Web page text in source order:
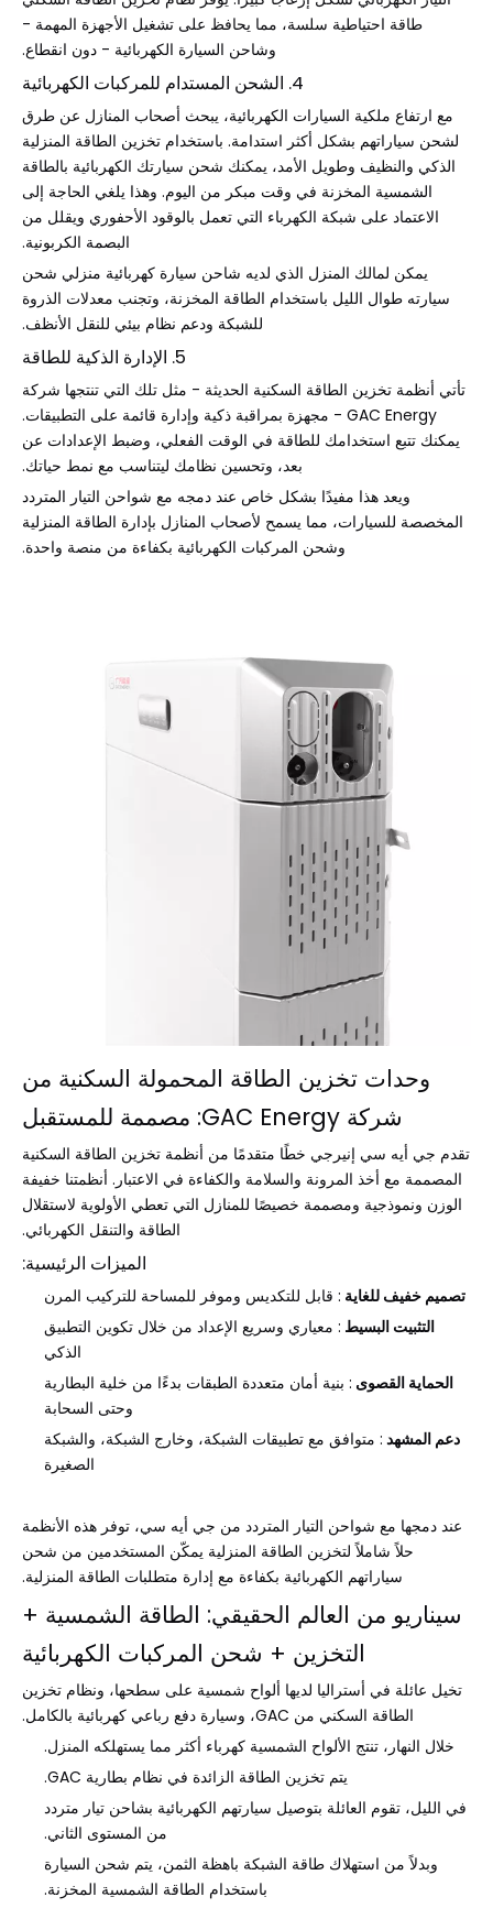
طاقة احتياطية سلسة، مما يحافظ على تشغيل الأجهزة المهمة -
وشاحن السيارة الكهربائية - دون انقطاع.
4. الشحن المستدام للمركبات الكهربائية
مع ارتفاع ملكية السيارات الكهربائية، يبحث أصحاب المنازل عن طرق
لشحن سياراتهم بشكل أكثر استدامة. باستخدام تخزين الطاقة المنزلية
الذكي والنظيف وطويل الأمد، يمكنك شحن سيارتك الكهربائية بالطاقة
الشمسية المخزنة في وقت مبكر من اليوم. وهذا يلغي الحاجة إلى
الاعتماد على شبكة الكهرباء التي تعمل بالوقود الأحفوري ويقلل من
البصمة الكربونية.
يمكن لمالك المنزل الذي لديه شاحن سيارة كهربائية منزلي شحن
سيارته طوال الليل باستخدام الطاقة المخزنة، وتجنب معدلات الذروة
للشبكة ودعم نظام بيئي للنقل الأنظف.
5. الإدارة الذكية للطاقة
تأتي أنظمة تخزين الطاقة السكنية الحديثة - مثل تلك التي تنتجها شركة
GAC Energy - مجهزة بمراقبة ذكية وإدارة قائمة على التطبيقات.
يمكنك تتبع استخدامك للطاقة في الوقت الفعلي، وضبط الإعدادات عن
بعد، وتحسين نظامك ليتناسب مع نمط حياتك.
ويعد هذا مفيدًا بشكل خاص عند دمجه مع شواحن التيار المتردد
المخصصة للسيارات، مما يسمح لأصحاب المنازل بإدارة الطاقة المنزلية
وشحن المركبات الكهربائية بكفاءة من منصة واحدة.
وحدات تخزين الطاقة المحمولة السكنية من
شركة GAC Energy: مصممة للمستقبل
تقدم جي أيه سي إنيرجي خطًا متقدمًا من أنظمة تخزين الطاقة السكنية
المصممة مع أخذ المرونة والسلامة والكفاءة في الاعتبار. أنظمتنا خفيفة
الوزن ونموذجية ومصممة خصيصًا للمنازل التي تعطي الأولوية لاستقلال
الطاقة والتنقل الكهربائي.
الميزات الرئيسية:
تصميم خفيف للغاية : قابل للتكديس وموفر للمساحة للتركيب المرن
التثبيت البسيط : معياري وسريع الإعداد من خلال تكوين التطبيق
الذكي
الحماية القصوى : بنية أمان متعددة الطبقات بدءًا من خلية البطارية
وحتى السحابة
دعم المشهد : متوافق مع تطبيقات الشبكة، وخارج الشبكة، والشبكة
الصغيرة
عند دمجها مع شواحن التيار المتردد من جي أيه سي، توفر هذه الأنظمة
حلاً شاملاً لتخزين الطاقة المنزلية يمكّن المستخدمين من شحن
سياراتهم الكهربائية بكفاءة مع إدارة متطلبات الطاقة المنزلية.
سيناريو من العالم الحقيقي: الطاقة الشمسية +
التخزين + شحن المركبات الكهربائية
تخيل عائلة في أستراليا لديها ألواح شمسية على سطحها، ونظام تخزين
الطاقة السكني من GAC، وسيارة دفع رباعي كهربائية بالكامل.
خلال النهار، تنتج الألواح الشمسية كهرباء أكثر مما يستهلكه المنزل.
يتم تخزين الطاقة الزائدة في نظام بطارية GAC.
في الليل، تقوم العائلة بتوصيل سيارتهم الكهربائية بشاحن تيار متردد
من المستوى الثاني.
وبدلاً من استهلاك طاقة الشبكة باهظة الثمن، يتم شحن السيارة
باستخدام الطاقة الشمسية المخزنة.